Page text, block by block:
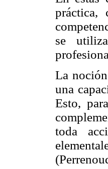
práctica,
se
La
una
Esto,
toda